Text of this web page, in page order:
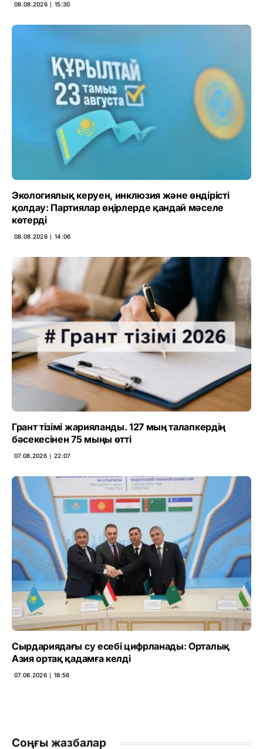
08.08.2026 ∣ 15:30
Экологиялық керуен, инклюзия және өндірісті
қолдау: Партиялар өңірлерде қандай мәселе
көтерді
08.08.2026 ∣ 14:06
Грант тізімі жарияланды. 127 мың талапкердің
бәсекесінен 75 мыңы өтті
07.08.2026 ∣ 22:07
Сырдариядағы су есебі цифрланады: Орталық
Азия ортақ қадамға келді
07.08.2026 ∣ 18:56
Соңғы жазбалар